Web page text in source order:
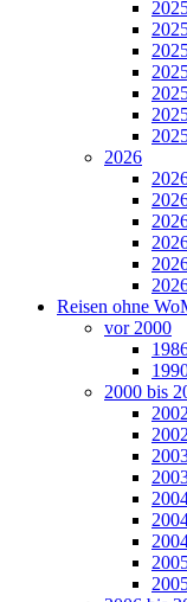
2026
Reisen ohne
vor 2000
2000 bis